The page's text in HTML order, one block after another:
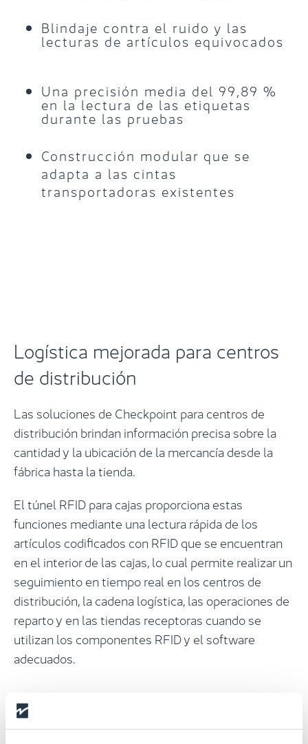
Blindaje contra el ruido y las
lecturas de artículos equivocados
Una precisión media del 99,89 %
en la lectura de las etiquetas
durante las pruebas
Construcción modular que se
adapta a las cintas
transportadoras existentes
Logística mejorada para centros
de distribución
Las soluciones de Checkpoint para centros de
distribución brindan información precisa sobre la
cantidad y la ubicación de la mercancía desde la
fábrica hasta la tienda.
El túnel RFID para cajas proporciona estas
funciones mediante una lectura rápida de los
artículos codificados con RFID que se encuentran
en el interior de las cajas, lo cual permite realizar un
seguimiento en tiempo real en los centros de
distribución, la cadena logística, las operaciones de
reparto y en las tiendas receptoras cuando se
utilizan los componentes RFID y el software
adecuados.